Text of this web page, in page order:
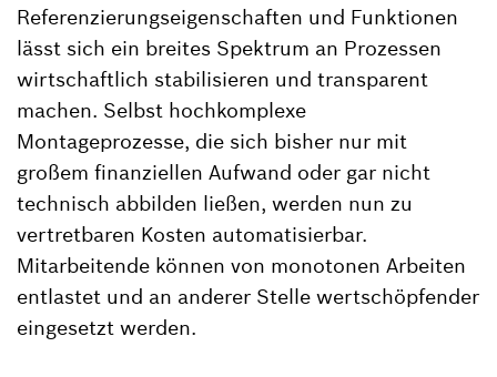
Referenzierungseigenschaften und Funktionen
lässt sich ein breites Spektrum an Prozessen
wirtschaftlich stabilisieren und transparent
machen. Selbst hochkomplexe
Montageprozesse, die sich bisher nur mit
großem finanziellen Aufwand oder gar nicht
technisch abbilden ließen, werden nun zu
vertretbaren Kosten automatisierbar.
Mitarbeitende können von monotonen Arbeiten
entlastet und an anderer Stelle wertschöpfender
eingesetzt werden.